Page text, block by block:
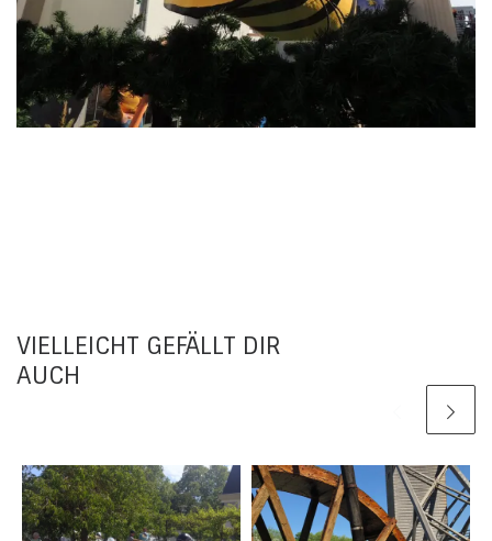
VIELLEICHT GEFÄLLT DIR
AUCH